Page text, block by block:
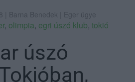
| Barna Benedek | Eger ügye
, olimpia, egri úszó klub, tokió
úszó